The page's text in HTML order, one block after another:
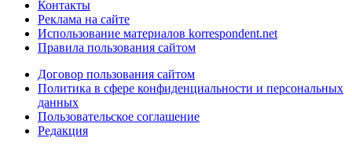
Контакты
Реклама на сайте
Использование материалов korrespondent.net
Правила пользования сайтом
Договор пользования сайтом
Политика в сфере конфиденциальности и персональных
данных
Пользовательское соглашение
Редакция